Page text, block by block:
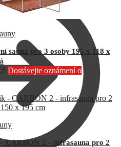
sauna pro 3 osoby 195 x 118 x
Dostávejte oznámení o
CARBON 2 – infrasauna pro 2